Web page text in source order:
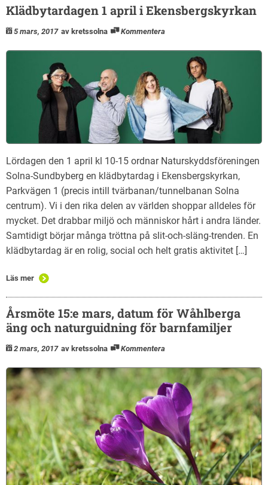
Klädbytardagen 1 april i Ekensbergskyrkan
5 mars, 2017 av kretssolna Kommentera
Lördagen den 1 april kl 10-15 ordnar Naturskyddsföreningen
Solna-Sundbyberg en klädbytardag i Ekensbergskyrkan,
Parkvägen 1 (precis intill tvärbanan/tunnelbanan Solna
centrum). Vi i den rika delen av världen shoppar alldeles för
mycket. Det drabbar miljö och människor hårt i andra länder.
Samtidigt börjar många tröttna på slit-och-släng-trenden. En
klädbytardag är en rolig, social och helt gratis aktivitet […]
Läs mer
Årsmöte 15:e mars, datum för Wåhlberga
äng och naturguidning för barnfamiljer
2 mars, 2017 av kretssolna Kommentera